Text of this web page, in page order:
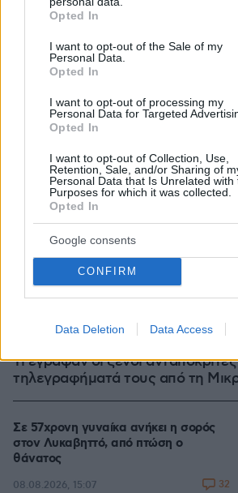
grant or deny consent to Google and its
use your data for below specified
consent section.
Opted In
I want to opt-out of the Sale of my
Personal Data.
Opted In
I want to opt-out of processing my
Personal Data for Targeted
Opted In
I want to opt-out of Collection, Use,
Retention, Sale, and/or Sharing of
Personal Data that Is Unrelated with
Purposes for which it was collected.
Opted In
Google consents
CONFIRM
Data Deletion Data Access
Τι έγραφαν οι ξένοι
τηλεγραφήματά τους από τη
Σε 57χρονη γυναίκα ανήκει η σορός
στον Λυκαβηττό, από πτώση ο
θάνατος
08.08.2026, 15:07 32